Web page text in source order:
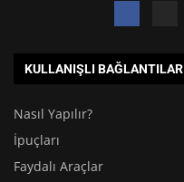
KULLANIŞLI BAĞLANTILAR
Nasıl Yapılır?
İpuçları
Faydalı Araçlar